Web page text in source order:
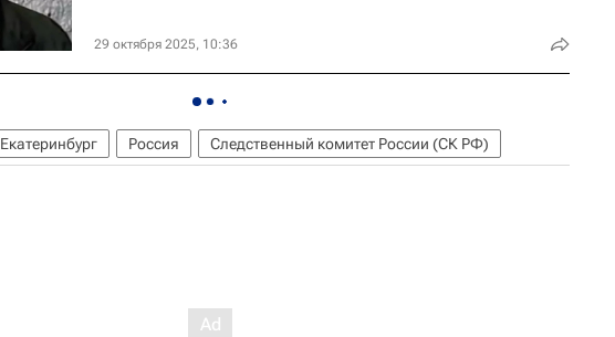
29 октября 2025, 10:36
Екатеринбург Россия Следственный комитет России (СК РФ)